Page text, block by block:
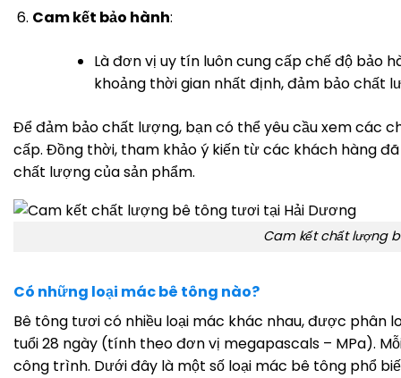
Cam kết bảo hành:
Là đơn vị uy tín luôn cung cấp chế độ bảo
khoảng thời gian nhất định, đảm bảo chất
Để đảm bảo chất lượng, bạn có thể yêu cầu xem các
cấp. Đồng thời, tham khảo ý kiến từ các khách hàng
chất lượng của sản phẩm.
Cam kết chất lượng
Có những loại mác bê tông nào?
Bê tông tươi có nhiều loại mác khác nhau, được phân
tuổi 28 ngày (tính theo đơn vị megapascals – MPa).
công trình. Dưới đây là một số loại mác bê tông phổ